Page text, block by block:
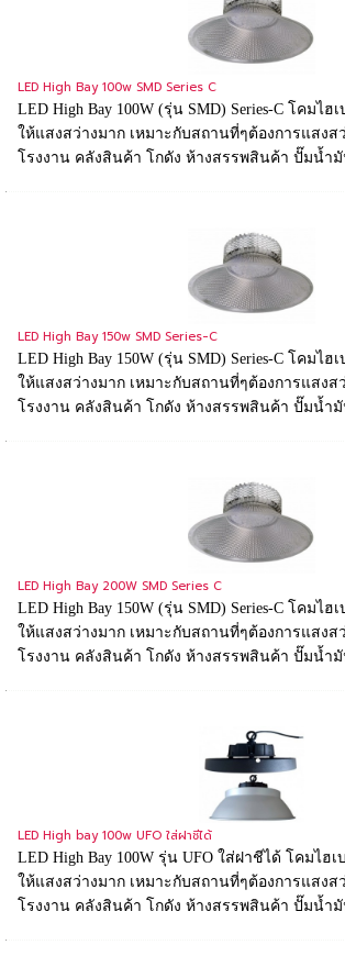
LED High Bay 100w SMD Series C
LED High Bay 100W (รุ่น SMD) Series-C โคมไฮ
ให้แสงสว่างมาก เหมาะกับสถานที่ๆต้องการแสงส
โรงงาน คลังสินค้า โกดัง ห้างสรรพสินค้า ปั๊มน้ำ
LED High Bay 150w SMD Series-C
LED High Bay 150W (รุ่น SMD) Series-C โคมไฮ
ให้แสงสว่างมาก เหมาะกับสถานที่ๆต้องการแสงส
โรงงาน คลังสินค้า โกดัง ห้างสรรพสินค้า ปั๊มน้ำ
LED High Bay 200W SMD Series C
LED High Bay 150W (รุ่น SMD) Series-C โคมไฮ
ให้แสงสว่างมาก เหมาะกับสถานที่ๆต้องการแสงส
โรงงาน คลังสินค้า โกดัง ห้างสรรพสินค้า ปั๊มน้ำ
LED High bay 100w UFO ใส่ฝาชีได้
LED High Bay 100W รุ่น UFO ใส่ฝาชีได้ โคมไฮ
ให้แสงสว่างมาก เหมาะกับสถานที่ๆต้องการแสงส
โรงงาน คลังสินค้า โกดัง ห้างสรรพสินค้า ปั๊มน้ำ